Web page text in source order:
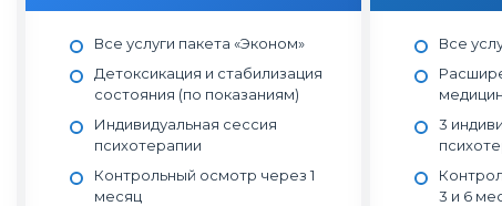
Все услуги пакета «Эконом»
Детоксикация и стабилизация
состояния (по показаниям)
Индивидуальная сессия
психотерапии
Контрольный осмотр через 1
месяц
Все
3
3 и 6